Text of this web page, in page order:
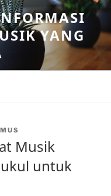
YANG
Musik
untuk